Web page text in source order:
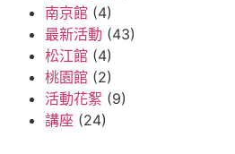
南京館 (4)
最新活動 (43)
松江館 (4)
桃園館 (2)
活動花絮 (9)
講座 (24)